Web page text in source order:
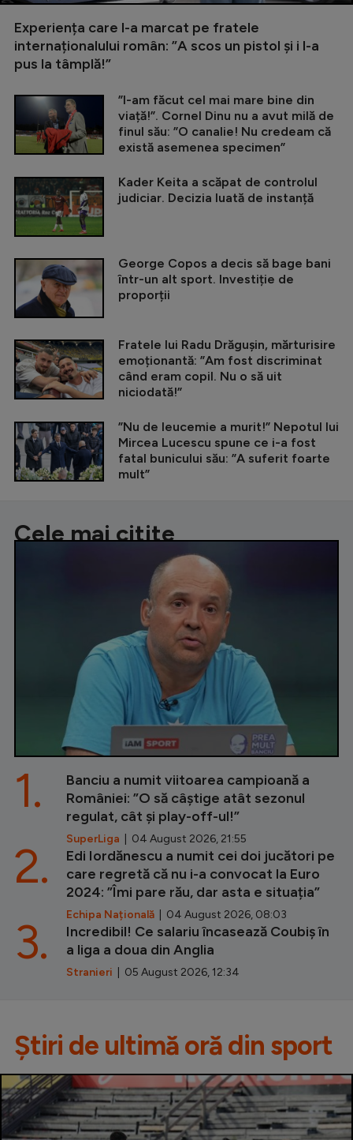
Experiența care l-a marcat pe fratele
internaționalului român: ”A scos un pistol și i l-a
pus la tâmplă!”
”I-am făcut cel mai mare bine din
viață!”. Cornel Dinu nu a avut milă de
finul său: ”O canalie! Nu credeam că
există asemenea specimen”
Kader Keita a scăpat de controlul
judiciar. Decizia luată de instanță
George Copos a decis să bage bani
într-un alt sport. Investiție de
proporții
Fratele lui Radu Drăgușin, mărturisire
emoționantă: ”Am fost discriminat
când eram copil. Nu o să uit
niciodată!”
”Nu de leucemie a murit!” Nepotul lui
Mircea Lucescu spune ce i-a fost
fatal bunicului său: ”A suferit foarte
mult”
Cele mai citite
Banciu a numit viitoarea campioană a
României: ”O să câștige atât sezonul
regulat, cât și play-off-ul!”
SuperLiga | 04 August 2026, 21:55
1.
Edi Iordănescu a numit cei doi jucători pe
care regretă că nu i-a convocat la Euro
2024: ”Îmi pare rău, dar asta e situația”
Echipa Națională | 04 August 2026, 08:03
2.
Incredibil! Ce salariu încasează Coubiș în
a liga a doua din Anglia
Stranieri | 05 August 2026, 12:34
3.
Știri de ultimă oră din sport